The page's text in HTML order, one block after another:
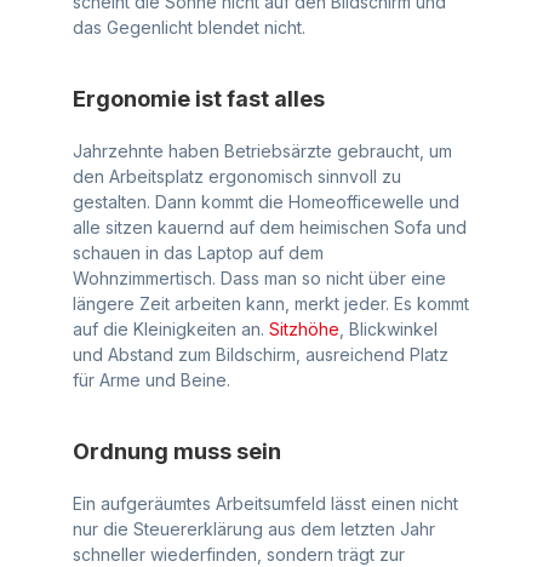
das Gegenlicht blendet nicht.
Ergonomie ist fast alles
Jahrzehnte haben Betriebsärzte gebraucht, um
den Arbeitsplatz ergonomisch sinnvoll zu
gestalten. Dann kommt die Homeofficewelle und
alle sitzen kauernd auf dem heimischen Sofa und
schauen in das Laptop auf dem
Wohnzimmertisch. Dass man so nicht über eine
längere Zeit arbeiten kann, merkt jeder. Es kommt
auf die Kleinigkeiten an. Sitzhöhe , Blickwinkel
und Abstand zum Bildschirm, ausreichend Platz
für Arme und Beine.
Ordnung muss sein
Ein aufgeräumtes Arbeitsumfeld lässt einen nicht
nur die Steuererklärung aus dem letzten Jahr
schneller wiederfinden, sondern trägt zur